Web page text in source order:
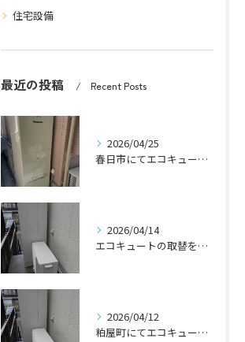
住宅設備
最近の投稿 Recent Posts
2026/04/25
春日市にてエコキュートの取替工事をさせていただきました。
2026/04/14
エコキュートの取替をさせていただきました。
2026/04/12
粕屋町にてエコキュートの取替工事をさせていただきました。